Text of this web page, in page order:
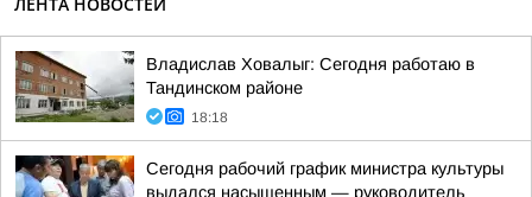
Владислав Ховалыг: Сегодня работаю в
Тандинском районе
18:18
Сегодня рабочий график министра культуры
выдался насыщенным — руководитель